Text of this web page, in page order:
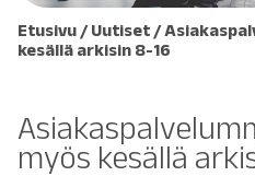
Etusivu /Uutiset /
kesällä arkisin 8-16
myös kesällä